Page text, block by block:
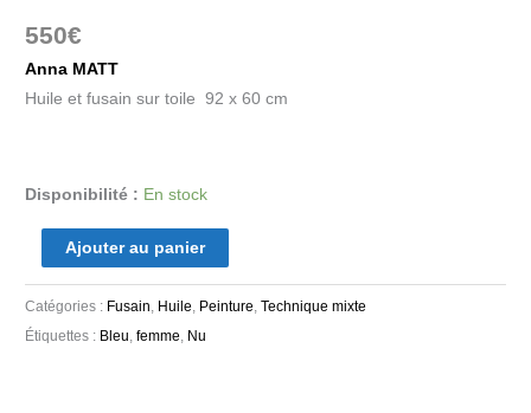
550€
Anna MATT
Huile et fusain sur toile 92 x 60 cm
Disponibilité : En stock
Ajouter au panier
Catégories : Fusain, Huile, Peinture,Technique mixte
Étiquettes : Bleu,femme, Nu